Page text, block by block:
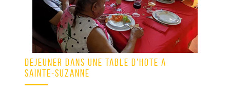
DÉJEUNER DANS UNE TABLE D’HÔTE À
SAINTE-SUZANNE